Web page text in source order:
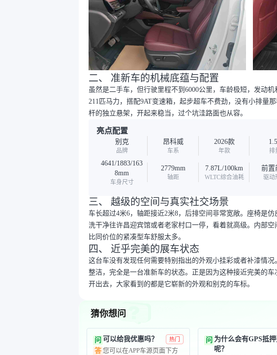
二、 准新车的机械底蕴与配置
虽然是二手车，但行驶里程不到6000公里，车龄极短，发动
211匹马力，搭配9AT变速箱，起步超车不费劲，没有小排量
杆的独立悬架，开起来稳当，过个坑洼路面也从容。
亮点配置
别克
品牌
昂科威
车系
2026款
年款 排
4641/1883/163
8mm
车身尺寸
2779mm
轴距
7.87L/100km
WLTC综合油耗
前置
驱动
三、 越级的空间与真实社交场景
车长超过4米6，轴距接近2米8，后排空间非常宽敞。座椅是
洗干净往许昌迎宾馆或者老家村口一停，看着就高级。内部
比同价位的紧凑型车舒服太多。
四、 近乎完美的展车状态
这台车没有发现任何需要特别指出的外观小挂彩或者补漆情
整洁，完全是一台准新车的状态。正是因为这种接近完美的车
开出去，大家看到的都是它崭新的外观和别克的车标。
猜你想问
问 可以给我优惠吗？ 热门
答 您可以在APP车源页面下方
问 为什么会有GPS抵
呢？